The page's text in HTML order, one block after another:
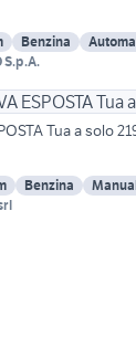
Benzina
S.p.A.
Tua a solo
Benzina